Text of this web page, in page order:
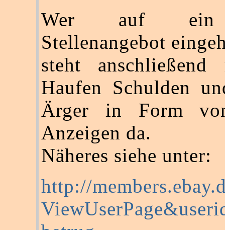
Wer auf ein
Stellenangebot
steht
Haufen Schulden
Ärger in Form
Anzeigen da.
Näheres siehe unter:
http://